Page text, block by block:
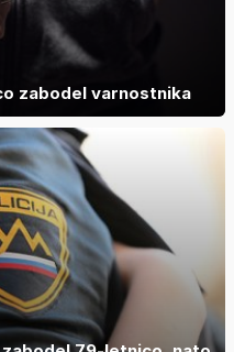
zabodel varnostnika